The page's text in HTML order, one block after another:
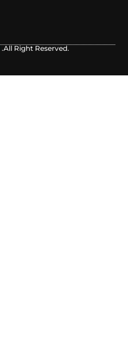
.All Right Reserved.